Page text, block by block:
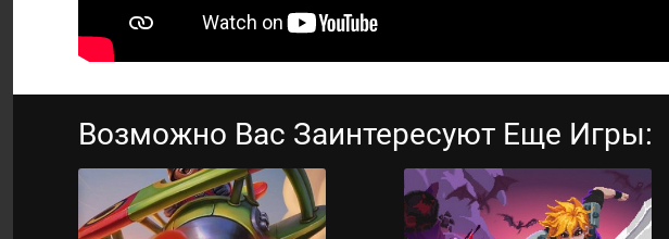
Возможно Вас Заинтересуют Еще Игры: